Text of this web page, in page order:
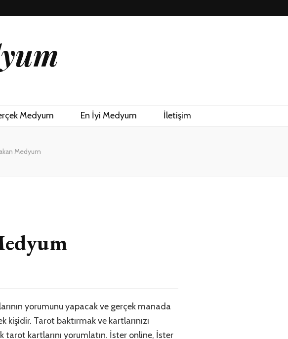
Medyum En İyi Medyum İletişim
Medyum
yorumunu yapacak ve gerçek manada
kişidir. Tarot baktırmak ve kartlarınızı
tarot kartlarını yorumlatın. İster online, İster